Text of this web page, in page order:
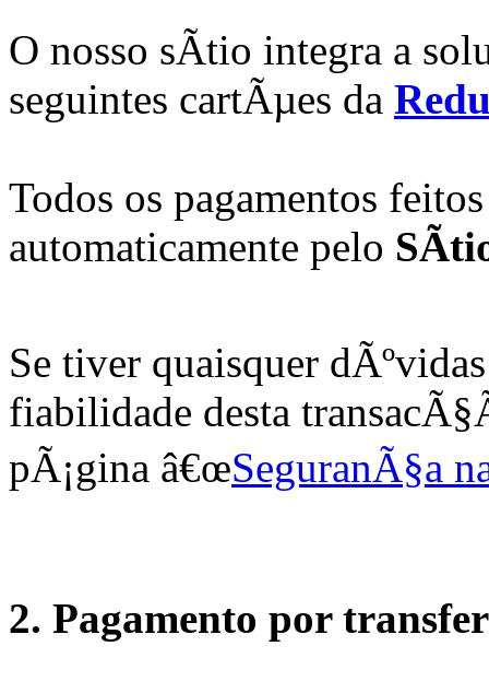
O nosso sÃ­tio integra a
seguintes cartÃµes da
Todos os pagamentos
automaticamente pelo
Se tiver quaisquer
fiabilidade desta
pÃ¡gina â€œSeguranÃ§a
2. Pagamento por